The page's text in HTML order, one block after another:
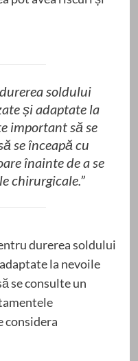
soldului
și adaptate la
important să se
se înceapă cu
înainte de a se
chirurgicale.”
durerea soldului
la nevoile
se consulte un
considera